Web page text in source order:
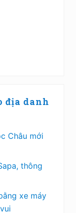
địa danh
Châu mới
thông
xe máy